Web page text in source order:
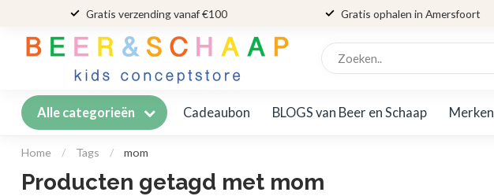
Gratis verzending vanaf €100 Gratis ophalen in Amersfoort
Alle categorieën Cadeaubon BLOGS van Beer en Schaap Merken
Home / Tags / mom
Producten getagd met mom